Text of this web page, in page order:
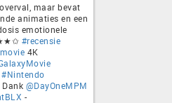
maar bevat
animaties en een
emotionele
#recensie
4K
#Nintendo
Dank @DayOneMPM
-